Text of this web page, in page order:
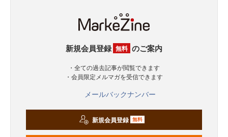
新規会員登録 無料 のご案内
・全ての過去記事が閲覧できます
・会員限定メルマガを受信できます
メールバックナンバー
新規会員登録 無料